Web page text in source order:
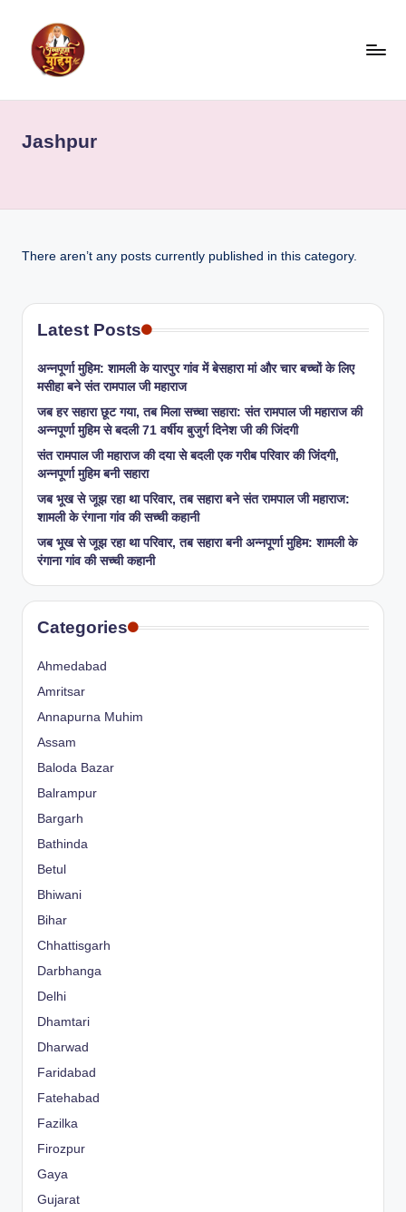
Jashpur
There aren’t any posts currently published in this category.
Latest Posts
अन्नपूर्णा मुहिम: शामली के यारपुर गांव में बेसहारा मां और चार बच्चों के लिए
मसीहा बने संत रामपाल जी महाराज
जब हर सहारा छूट गया, तब मिला सच्चा सहारा: संत रामपाल जी महाराज की
अन्नपूर्णा मुहिम से बदली 71 वर्षीय बुजुर्ग दिनेश जी की जिंदगी
संत रामपाल जी महाराज की दया से बदली एक गरीब परिवार की जिंदगी,
अन्नपूर्णा मुहिम बनी सहारा
जब भूख से जूझ रहा था परिवार, तब सहारा बने संत रामपाल जी महाराज:
शामली के रंगाना गांव की सच्ची कहानी
जब भूख से जूझ रहा था परिवार, तब सहारा बनी अन्नपूर्णा मुहिम: शामली के
रंगाना गांव की सच्ची कहानी
Categories
Ahmedabad
Amritsar
Annapurna Muhim
Assam
Baloda Bazar
Balrampur
Bargarh
Bathinda
Betul
Bhiwani
Bihar
Chhattisgarh
Darbhanga
Delhi
Dhamtari
Dharwad
Faridabad
Fatehabad
Fazilka
Firozpur
Gaya
Gujarat